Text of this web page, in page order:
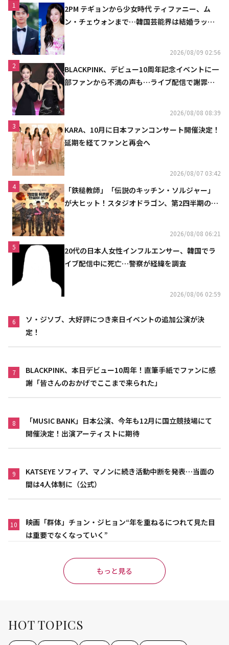
1
2PM テギョンから少女時代 ティファニー、ム
ン・チェウォンまで…韓国芸能界は結婚ラッシ
2026/08/09 02:56
2
BLACKPINK、デビュー10周年記念イベントに一
部ファンから不満の声も…ライブ配信で謝罪
2026/08/08 08:39
3
KARA、10月に日本ファンコンサート開催決定！
延期を経てファンと再会へ
2026/08/07 03:42
4
「鉄槌教師」「伝説のキッチン・ソルジャー」
が大ヒット！スタジオドラゴン、第2四半期の売
2026/08/08 06:21
5
20代の日本人女性インフルエンサー、韓国でラ
イブ配信中に死亡…警察が経緯を調査
2026/08/06 02:59
6
ソ・ジソブ、大好評につき来日イベントの追加公演が決
定！
7
BLACKPINK、本日デビュー10周年！直筆手紙でファンに感
謝「皆さんのおかげでここまで来られた」
8
「MUSIC BANK」日本公演、今年も12月に国立競技場にて
開催決定！出演アーティストに期待
9
KATSEYE ソフィア、マノンに続き活動中断を発表…当面の
間は4人体制に（公式）
10
映画「群体」チョン・ジヒョン“年を重ねるにつれて見た目
は重要でなくなっていく”
もっと見る
HOT TOPICS